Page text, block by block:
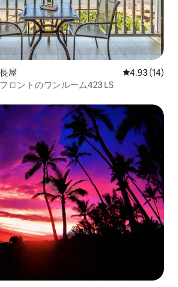
屋 レビュー14
4.93 (14)
ロントのワンルーム423 LS